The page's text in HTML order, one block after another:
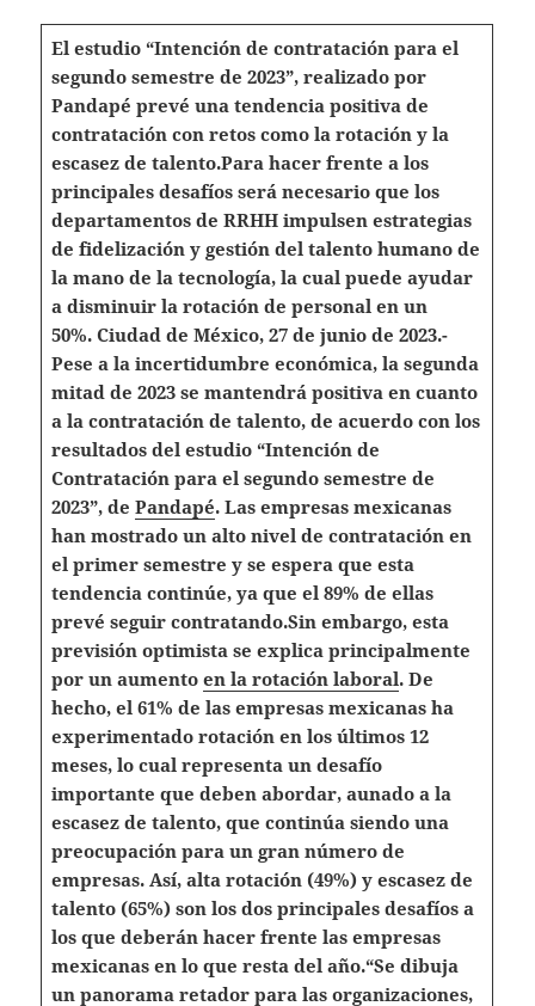
El estudio “Intención de contratación para el
segundo semestre de 2023”, realizado por
Pandapé prevé una tendencia positiva de
contratación con retos como la rotación y la
escasez de talento.Para hacer frente a los
principales desafíos será necesario que los
departamentos de RRHH impulsen estrategias
de fidelización y gestión del talento humano de
la mano de la tecnología, la cual puede ayudar
a disminuir la rotación de personal en un
50%. Ciudad de México, 27 de junio de 2023.-
Pese a la incertidumbre económica, la segunda
mitad de 2023 se mantendrá positiva en cuanto
a la contratación de talento, de acuerdo con los
resultados del estudio “Intención de
Contratación para el segundo semestre de
2023”, de Pandapé. Las empresas mexicanas
han mostrado un alto nivel de contratación en
el primer semestre y se espera que esta
tendencia continúe, ya que el 89% de ellas
prevé seguir contratando.Sin embargo, esta
previsión optimista se explica principalmente
por un aumento en la rotación laboral. De
hecho, el 61% de las empresas mexicanas ha
experimentado rotación en los últimos 12
meses, lo cual representa un desafío
importante que deben abordar, aunado a la
escasez de talento, que continúa siendo una
preocupación para un gran número de
empresas. Así, alta rotación (49%) y escasez de
talento (65%) son los dos principales desafíos a
los que deberán hacer frente las empresas
mexicanas en lo que resta del año.“Se dibuja
un panorama retador para las organizaciones,